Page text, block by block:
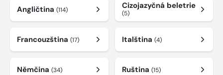
Angličtina (114) Cizojazyčná beletrie
(5)
Francouzština (17) Italština (4)
Němčina (34) Ruština (15)